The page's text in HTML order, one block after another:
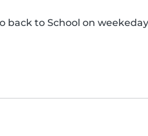
back to School on